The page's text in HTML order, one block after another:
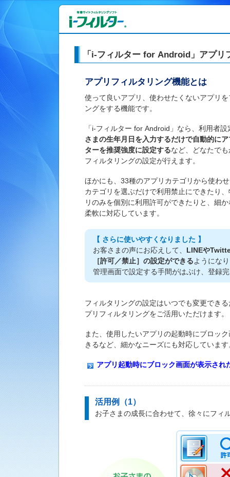
「i-フィルター for Android」アプリ
アプリフィルタリング機能とは
使って良いアプリ、使わせたくないアプリ
ングをする機能です。
「i-フィルター for Android」なら、利用者設
さまの生年月日を入力するだけで自動的に
ターを推奨強度に設定するなど、どなたで
フィルタリングの設定が行えます。
ほかにも、33種のアプリカテゴリから使わ
カテゴリを選ぶだけで利用禁止にできたり
リのみを個別に利用許可ができたりと、細
柔軟に対応しています。
【 さらに使いやすくなりました 】
お客さまの声にお応えして、 LINEや
［許可／禁止］の設定ができるようにな
管理画面で設定する手間がはぶけ、登録
フィルタリングの設定はいつでも変更でき
プリフィルタリングをご活用いただけます。
また、使用したいアプリの起動時にブロッ
きるなど、細かなニーズにも対応しています
アプリ起動時にブロック画面が表示さ
活用例（1）
お子さまの成長に合わせて、徐々にフィ